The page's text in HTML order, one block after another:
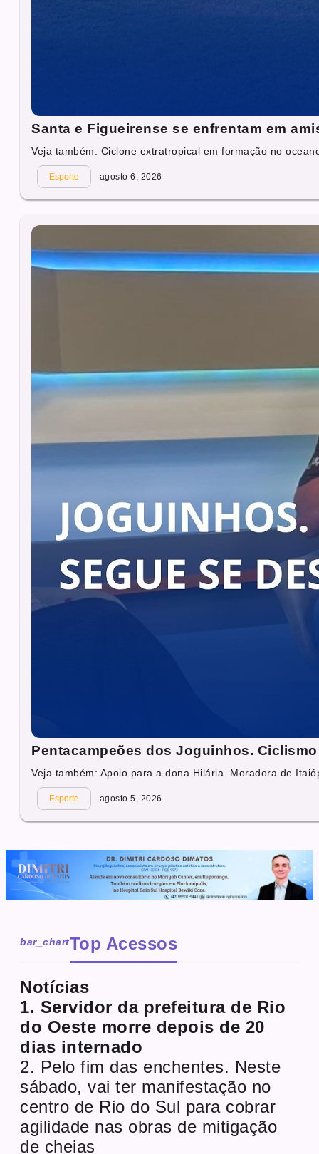
Santa e Figueirense se enfrentam em
Veja também: Ciclone extratropical em formação no
Esporte agosto 6, 2026
Pentacampeões dos Joguinhos.
Veja também: Apoio para a dona Hilária. Moradora de
Esporte agosto 5, 2026
bar_chartTop Acessos
Notícias
1. Servidor da prefeitura de Rio
do Oeste morre depois de 20
dias internado
2. Pelo fim das enchentes. Neste
sábado, vai ter manifestação no
centro de Rio do Sul para cobrar
agilidade nas obras de mitigação
de cheias